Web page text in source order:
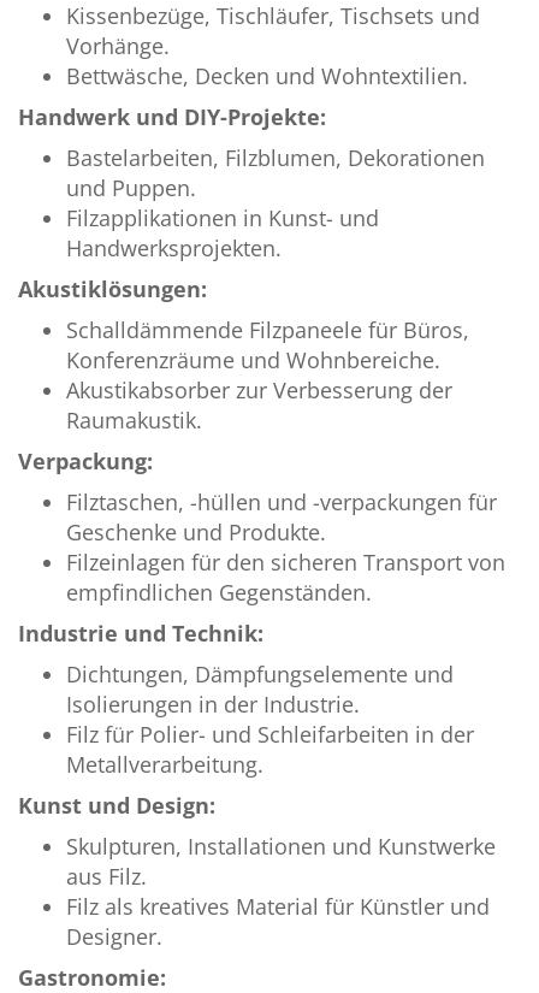
Kissenbezüge, Tischläufer, Tischsets und
Vorhänge.
Bettwäsche, Decken und Wohntextilien.
Handwerk und DIY-Projekte:
Bastelarbeiten, Filzblumen, Dekorationen
und Puppen.
Filzapplikationen in Kunst- und
Handwerksprojekten.
Akustiklösungen:
Schalldämmende Filzpaneele für Büros,
Konferenzräume und Wohnbereiche.
Akustikabsorber zur Verbesserung der
Raumakustik.
Verpackung:
Filztaschen, -hüllen und -verpackungen für
Geschenke und Produkte.
Filzeinlagen für den sicheren Transport von
empfindlichen Gegenständen.
Industrie und Technik:
Dichtungen, Dämpfungselemente und
Isolierungen in der Industrie.
Filz für Polier- und Schleifarbeiten in der
Metallverarbeitung.
Kunst und Design:
Skulpturen, Installationen und Kunstwerke
aus Filz.
Filz als kreatives Material für Künstler und
Designer.
Gastronomie: